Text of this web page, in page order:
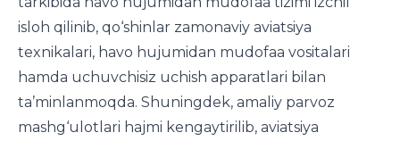
isloh qilinib, qo‘shinlar zamonaviy aviatsiya
texnikalari, havo hujumidan mudofaa vositalari
hamda uchuvchisiz uchish apparatlari bilan
ta’minlanmoqda. Shuningdek, amaliy parvoz
mashg‘ulotlari hajmi kengaytirilib, aviatsiya